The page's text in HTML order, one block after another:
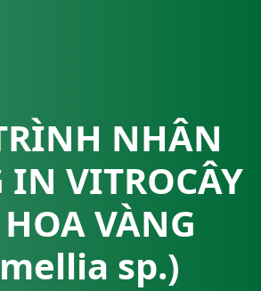
NHÂN
IN VITROCÂY
VÀNG
sp.)